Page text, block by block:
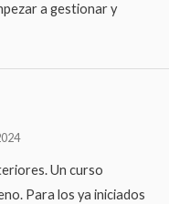
a gestionar y
Un curso
Para los ya iniciados